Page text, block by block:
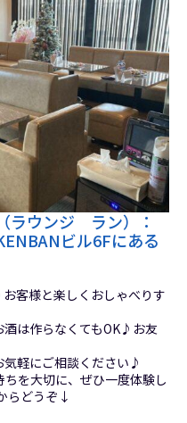
ラウンジ ラン）：
ビル6Fにある
客様と楽しくおしゃべりす
酒は作らなくてもOK♪お友
気軽にご相談ください♪
を大切に、ぜひ一度体験し
らどうぞ↓